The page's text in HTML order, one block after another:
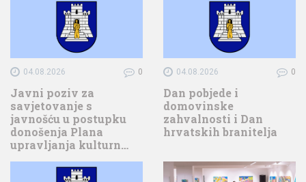
04.08.2026 0
Javni poziv za
savjetovanje s
javnošću u postupku
donošenja Plana
upravljanja kulturn…
04.08.2026 0
Dan pobjede i
domovinske
zahvalnosti i Dan
hrvatskih branitelja